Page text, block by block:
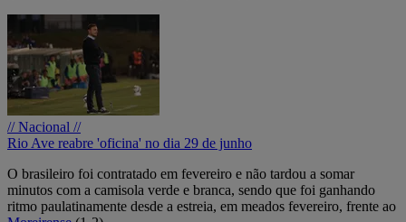
// Nacional //
Rio Ave reabre 'oficina' no dia 29 de junho
O brasileiro foi contratado em fevereiro e não tardou a somar
minutos com a camisola verde e branca, sendo que foi ganhando
ritmo paulatinamente desde a estreia, em meados fevereiro, frente ao